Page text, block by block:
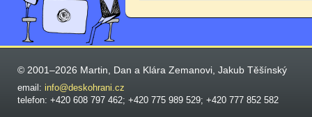
© 2001–2026 Martin, Dan a Klára Zemanovi, Jakub Těšínský
email: info@deskohrani.cz
telefon: +420 608 797 462; +420 775 989 529; +420 777 852 582